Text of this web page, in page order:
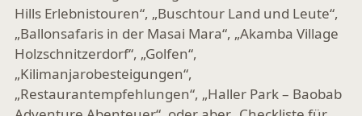
Hills Erlebnistouren“, „Buschtour Land und Leute“,
„Ballonsafaris in der Masai Mara“, „Akamba Village
Holzschnitzerdorf“, „Golfen“,
„Kilimanjarobesteigungen“,
„Restaurantempfehlungen“, „Haller Park – Baobab